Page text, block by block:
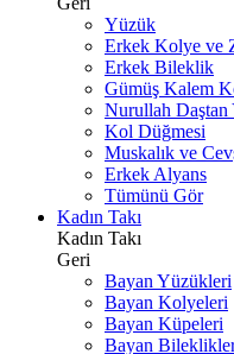
Yüzük
Erkek Kolye ve
Erkek Bileklik
Gümüş Kalem
Nurullah Daştan
Kol Düğmesi
Muskalık ve
Erkek Alyans
Tümünü Gör
Kadın Takı
Kadın Takı
Geri
Bayan Yüzükleri
Bayan Kolyeleri
Bayan Küpeleri
Bayan